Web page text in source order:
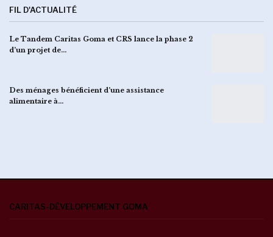
FIL D'ACTUALITÉ
Le Tandem Caritas Goma et CRS lance la phase 2
d’un projet de…
Des ménages bénéficient d’une assistance
alimentaire à…
CARITAS-DÉVELOPPEMENT GOMA